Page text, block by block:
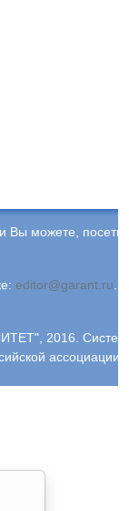
Вы можете,
editor@garant.ru
2016. Система